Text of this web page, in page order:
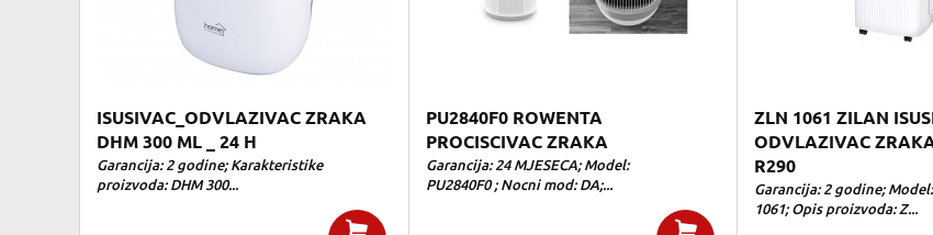
ISUSIVAC_ODVLAZIVAC ZRAKA
DHM 300 ML _ 24 H
Garancija: 2 godine; Karakteristike
proizvoda: DHM 300...
PU2840F0 ROWENTA
PROCISCIVAC ZRAKA
Garancija: 24 MJESECA; Model:
PU2840F0 ; Nocni mod: DA;...
ZLN 1061 ZILAN
ODVLAZIVAC
R290
Garancija: 2 godine;
1061; Opis proizvoda: Z...